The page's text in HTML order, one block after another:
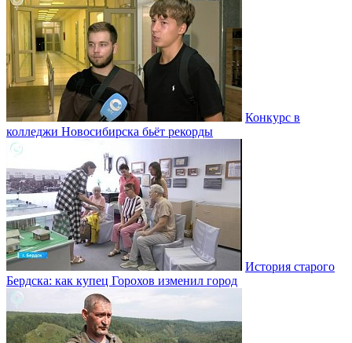
Конкурс в
колледжи Новосибирска бьёт рекорды
История старого
Бердска: как купец Горохов изменил город